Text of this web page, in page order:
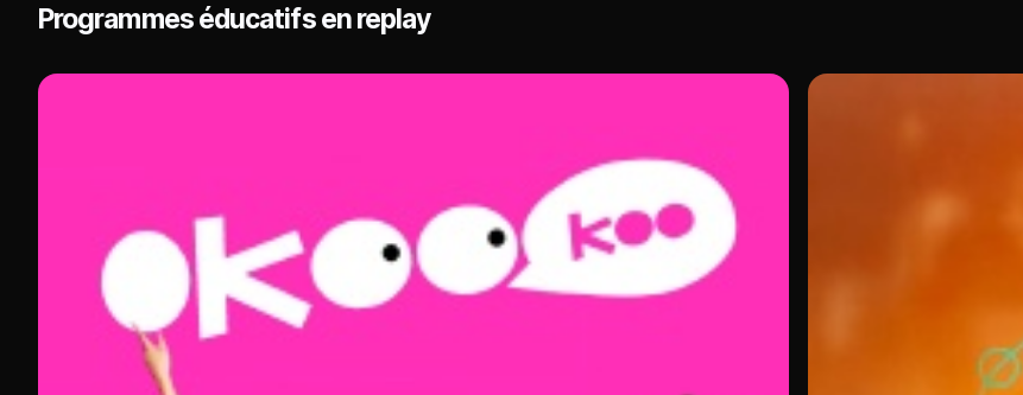
Programmes éducatifs en replay